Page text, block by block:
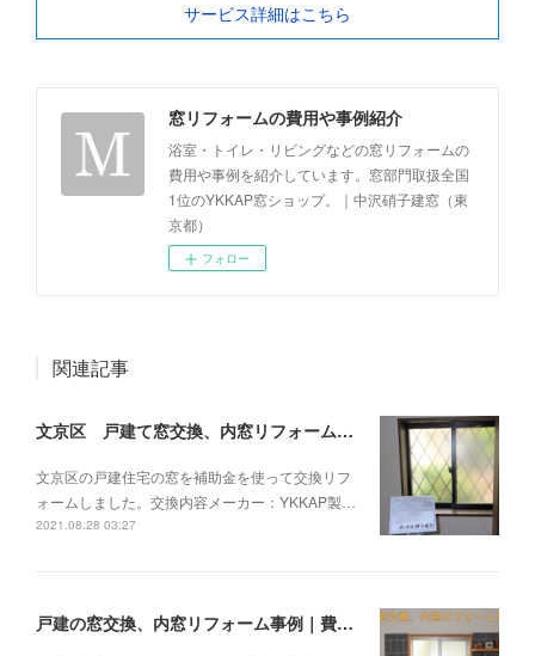
サービス詳細はこちら
窓リフォームの費用や事例紹介
浴室・トイレ・リビングなどの窓リフォームの
費用や事例を紹介しています。窓部門取扱全国
1位のYKKAP窓ショップ。｜中沢硝子建窓（東
京都）
フォロー
関連記事
文京区 戸建て窓交換、内窓リフォーム施工事例
文京区の戸建住宅の窓を補助金を使って交換リフ
ォームしました。交換内容メーカー：YKKAP製…
2021.08.28 03:27
戸建の窓交換、内窓リフォーム事例｜費用50万円